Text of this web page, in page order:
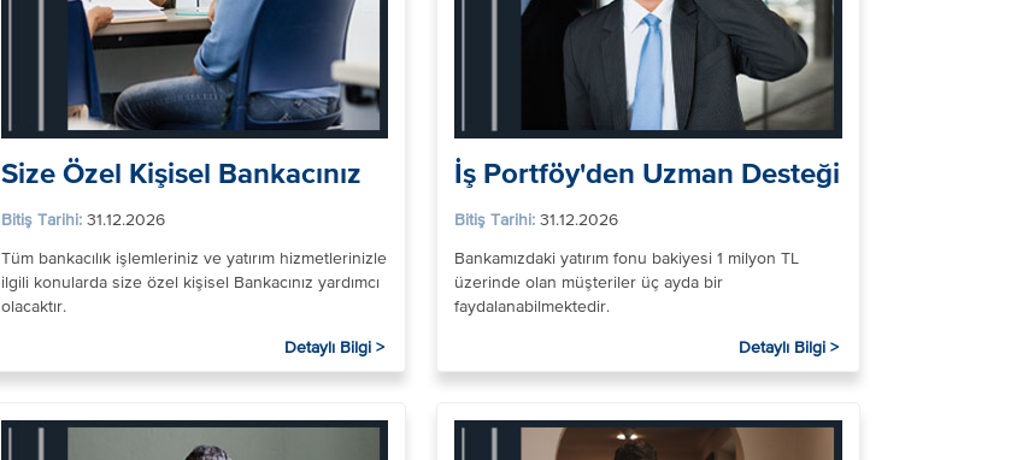
Size Özel Kişisel Bankacınız
Bitiş Tarihi: 31.12.2026
Tüm bankacılık işlemleriniz ve yatırım hizmetlerinizle
ilgili konularda size özel kişisel Bankacınız yardımcı
olacaktır.
Detaylı Bilgi >
İş Portföy'den Uzman Desteği
Bitiş Tarihi:31.12.2026
Bankamızdaki yatırım fonu bakiyesi 1 milyon TL
üzerinde olan müşteriler üç ayda bir
faydalanabilmektedir.
Detaylı Bilgi >